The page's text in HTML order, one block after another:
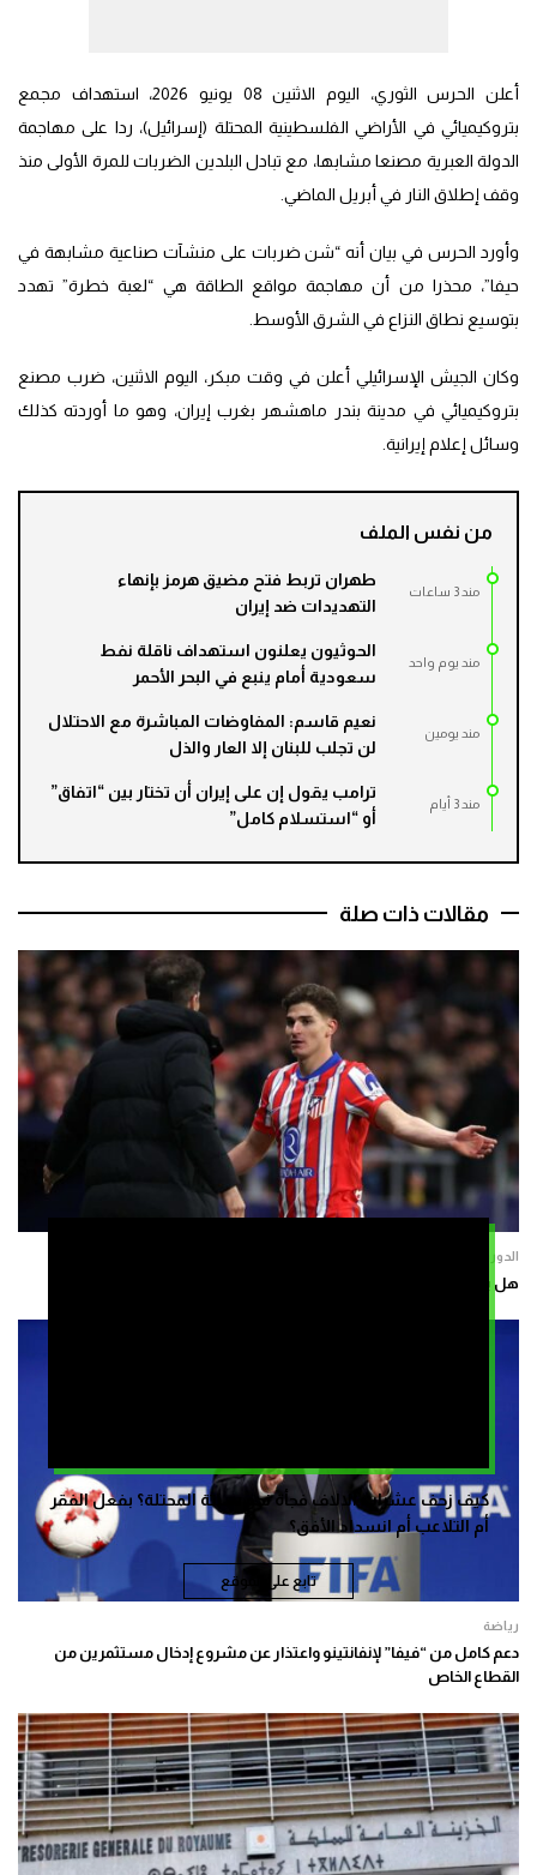
كيف زحف عشرات الالاف فجأة نحو سبتة المحتلة؟ بفعل الفقر
أم التلاعب أم انسداد الأفق؟
تابع على الموقع
أعلن الحرس الثوري، اليوم الاثنين 08 يونيو 2026، استهداف مجمع
بتروكيميائي في الأراضي الفلسطينية المحتلة (إسرائيل)، ردا على مهاجمة
الدولة العبرية مصنعا مشابها، مع تبادل البلدين الضربات للمرة الأولى منذ
وقف إطلاق النار في أبريل الماضي.
وأورد الحرس في بيان أنه “شن ضربات على منشآت صناعية مشابهة في
حيفا”، محذرا من أن مهاجمة مواقع الطاقة هي “لعبة خطرة” تهدد
بتوسيع نطاق النزاع في الشرق الأوسط.
وكان الجيش الإسرائيلي أعلن في وقت مبكر، اليوم الاثنين، ضرب مصنع
بتروكيميائي في مدينة بندر ماهشهر بغرب إيران، وهو ما أوردته كذلك
وسائل إعلام إيرانية.
من نفس الملف
مند 3 ساعات
طهران تربط فتح مضيق هرمز بإنهاء
التهديدات ضد إيران
مند يوم واحد
الحوثيون يعلنون استهداف ناقلة نفط
سعودية أمام ينبع في البحر الأحمر
مند يومين
نعيم قاسم: المفاوضات المباشرة مع الاحتلال
لن تجلب للبنان إلا العار والذل
مند 3 أيام
ترامب يقول إن على إيران أن تختار بين “اتفاق”
أو “استسلام كامل”
مقالات ذات صلة
الدوريات الأوربية
هل يواجه ألفاريز إدارة مدريد من أجل برشلونة؟
رياضة
دعم كامل من “فيفا” لإنفانتينو واعتذار عن مشروع إدخال مستثمرين من
القطاع الخاص